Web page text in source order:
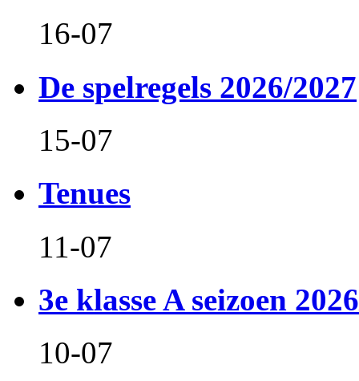
16-07
De spelregels 2026/2027
15-07
Tenues
11-07
3e klasse A seizoen
10-07